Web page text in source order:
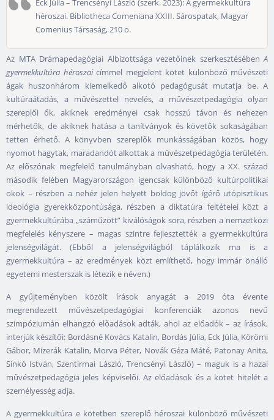
Eck Júlia – Trencsényi László (szerk. 2023): A gyermekkultúra
héroszai. Bibliotheca Comeniana XXIII. Sárospatak, Magyar
Comenius Társaság, 210 o.
Az MTA Drámapedagógiai Albizottsága vezetőinek szerkesztésébenA
gyermekkultúra héroszaicímmel megjelent kötet különböző művészeti
ágak huszonhárom kiemelkedő alkotó pedagógusát mutatja be. A
kultúraátadás, a művészettel nevelés, a művészetpedagógia olyan
szereplői ők, akiknek eredményei csak hosszú távon és nehezen
mérhetők, de akiknek hatása a tanítványok és követők sokaságában
tetten érhető. A könyvben szereplők munkásságában közös, hogy
nyomot hagytak, maradandót alkottak a művészetpedagógia területén.
Az előszónak megfelelő tanulmányban olvasható, hogy a XX. század
második felében Magyarországon igencsak különböző kultúrpolitikai
okok – részben a nehéz jelen helyett boldog jövőt ígérő utópisztikus
ideológia gyerekközpontúsága, részben a diktatúra feltételei közt a
gyermekkultúrába „száműzött” kiválóságok sora, részben a nemzetközi
megfelelés kényszere – magas szintre fejlesztették a gyermekkultúra
jelenségvilágát. (Ebből a jelenségvilágból táplálkozik ma is a
gyermekkultúra – az eredmények közt említhető, hogy immár önálló
egyetemi mesterszak is létezik e néven.)
A gyűjteményben közölt írások anyagát a 2019 óta évente
megrendezett művészetpedagógiai konferenciák azonos nevű
szimpóziumán elhangzó előadások adták, ahol az előadók – az írások,
interjúk készítői: Bordásné Kovács Katalin, Bordás Júlia, Eck Júlia, Körömi
Gábor, Mizerák Katalin, Morva Péter, Novák Géza Máté, Patonay Anita,
Sinkó István, Szentirmai László, Trencsényi László) – maguk is a hazai
művészetpedagógia jeles képviselői. Az előadások és a kötet hitelét a
személyesség adja.
A gyermekkultúra e kötetben szereplő héroszai különböző művészeti